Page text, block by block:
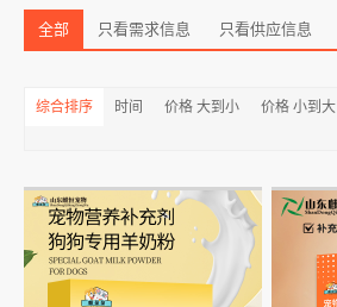
全部 只看需求信息 只看供应信息
综合排序 时间 价格 大到小 价格 小到大